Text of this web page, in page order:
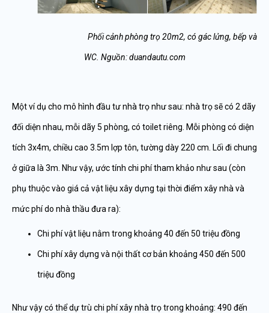
Phối cảnh phòng trọ 20m2, có gác lửng, bếp và
WC. Nguồn: duandautu.com
Một ví dụ cho mô hình đầu tư nhà trọ như sau: nhà trọ sẽ có 2 dãy
đối diện nhau, mỗi dãy 5 phòng, có toilet riêng. Mỗi phòng có diện
tích 3x4m, chiều cao 3.5m lợp tôn, tường dày 220 cm. Lối đi chung
ở giữa là 3m. Như vậy, ước tính chi phí tham khảo như sau (còn
phụ thuộc vào giá cả vật liệu xây dựng tại thời điểm xây nhà và
mức phí do nhà thầu đưa ra):
Chi phí vật liệu nằm trong khoảng 40 đến 50 triệu đồng
Chi phí xây dựng và nội thất cơ bản khoảng 450 đến 500
triệu đồng
Như vậy có thể dự trù chi phí xây nhà trọ trong khoảng: 490 đến